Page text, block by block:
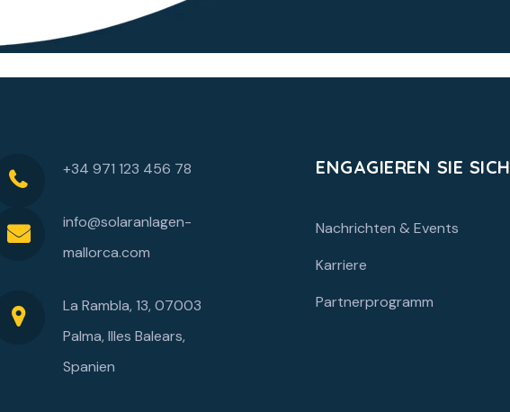
+34 971 123 456 78
info@solaranlagen-
mallorca.com
La Rambla, 13, 07003
Palma, Illes Balears,
Spanien
ENGAGIEREN SIE SICH
Nachrichten & Events
Karriere
Partnerprogramm